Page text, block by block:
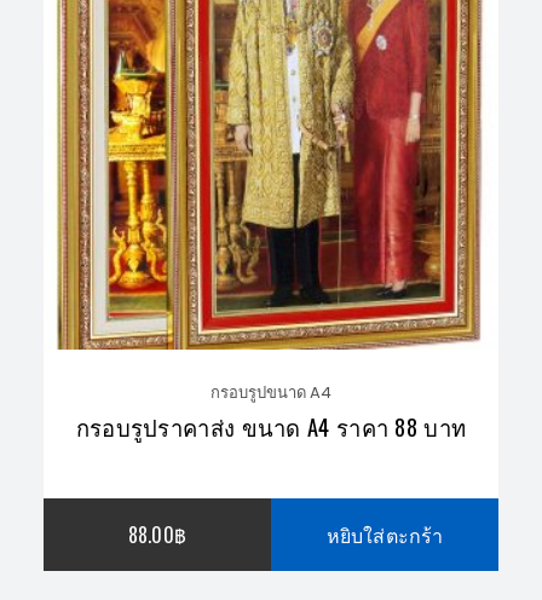
กรอบรูปขนาด A4
กรอบรูปราคาส่ง ขนาด A4 ราคา 88 บาท
88.00฿ หยิบใส่ตะกร้า